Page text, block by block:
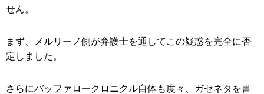
せん。
まず、メルリーノ側が弁護士を通してこの疑惑を完全に否
定しました。
さらにバッファロークロニクル自体も度々、ガセネタを書